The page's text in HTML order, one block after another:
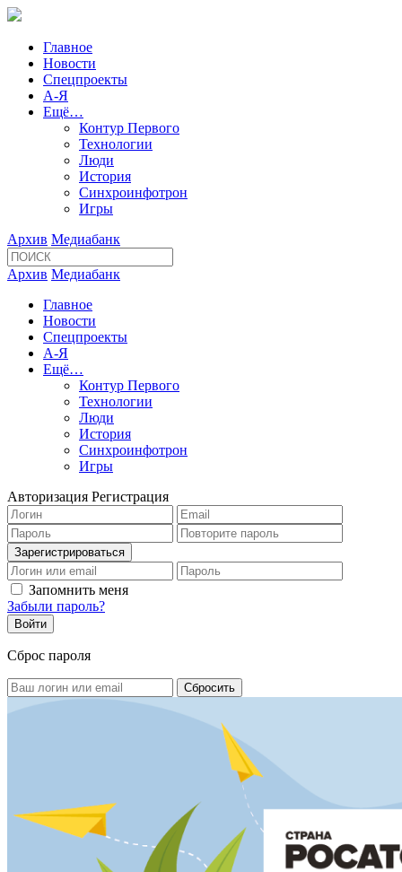
Главное
Новости
Спецпроекты
А-Я
Ещё…
Контур Первого
Технологии
Люди
История
Синхроинфотрон
Игры
Архив Медиабанк
Архив Медиабанк
Главное
Новости
Спецпроекты
А-Я
Ещё…
Контур Первого
Технологии
Люди
История
Синхроинфотрон
Игры
Авторизация Регистрация
Запомнить меня
Забыли пароль?
Сброс пароля